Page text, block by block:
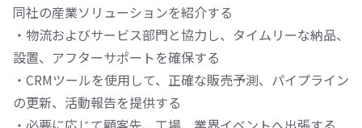
同社の産業ソリューションを紹介する
・物流およびサービス部門と協力し、タイムリーな納品、
設置、アフターサポートを確保する
・CRMツールを使用して、正確な販売予測、パイプライン
の更新、活動報告を提供する